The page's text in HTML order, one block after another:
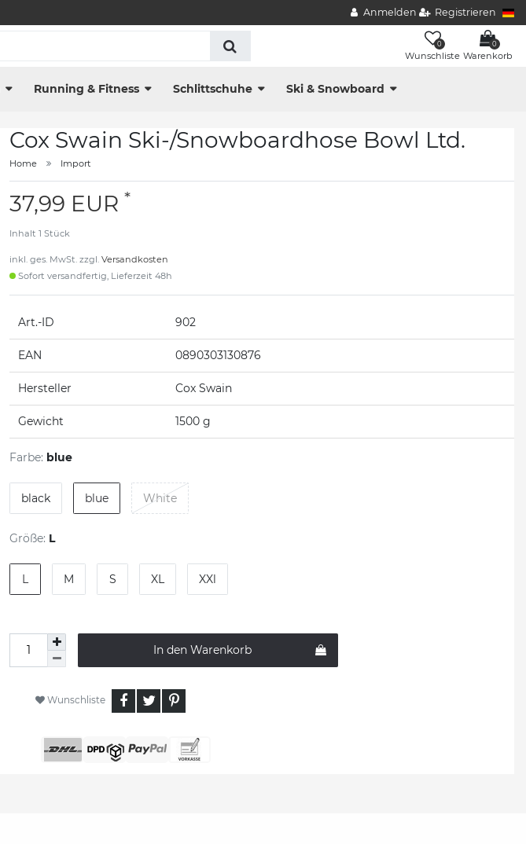
Anmelden Registrieren
0
Wunschliste
0
Warenkorb
Running & Fitness Schlittschuhe Ski & Snowboard
Cox Swain Ski-/Snowboardhose Bowl Ltd.
Home Import
37,99 EUR *
Inhalt 1 Stück
inkl. ges. MwSt. zzgl. Versandkosten
Sofort versandfertig, Lieferzeit 48h
Art.-ID 902
EAN 0890303130876
Hersteller Cox Swain
Gewicht 1500 g
Farbe: blue
black blue White
Größe: L
L M S XL XXl
In den Warenkorb
Wunschliste